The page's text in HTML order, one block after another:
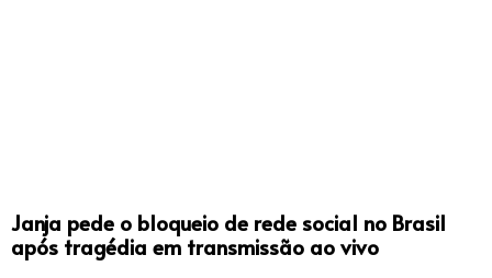
Janja pede o bloqueio de rede social no Brasil
após tragédia em transmissão ao vivo